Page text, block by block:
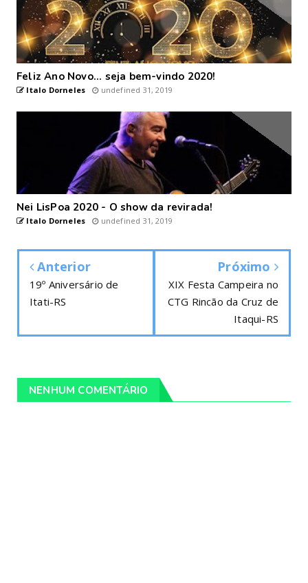
Feliz Ano Novo... seja bem-vindo 2020!
Italo Dorneles undefined 31, 2019
Nei LisPoa 2020 - O show da revirada!
Italo Dorneles undefined 31, 2019
Anterior
19º Aniversário de
Itati-RS
Próximo
XIX Festa Campeira no
CTG Rincão da Cruz de
Itaqui-RS
NENHUM COMENTÁRIO